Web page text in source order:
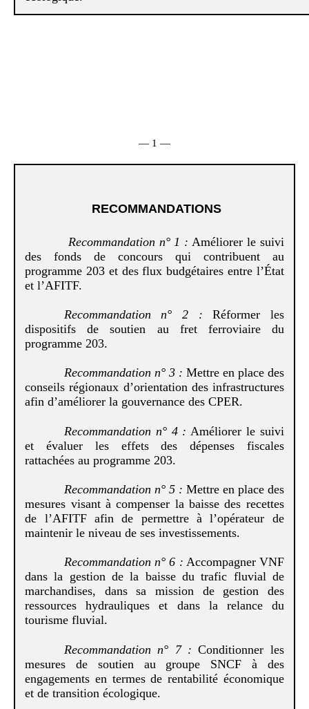
— 1 —
RECOMMANDATIONS
Recommandation n° 1 : Améliorer le suivi
des fonds de concours qui contribuent au
programme 203 et des flux budgétaires entre l’État
et l’AFITF.
Recommandation n° 2 : Réformer les
dispositifs de soutien au fret ferroviaire du
programme 203.
Recommandation n° 3 : Mettre en place des
conseils régionaux d’orientation des infrastructures
afin d’améliorer la gouvernance des CPER.
Recommandation n° 4 : Améliorer le suivi
et évaluer les effets des dépenses fiscales
rattachées au programme 203.
Recommandation n° 5 : Mettre en place des
mesures visant à compenser la baisse des recettes
de l’AFITF afin de permettre à l’opérateur de
maintenir le niveau de ses investissements.
Recommandation n° 6 : Accompagner VNF
dans la gestion de la baisse du trafic fluvial de
marchandises, dans sa mission de gestion des
ressources hydrauliques et dans la relance du
tourisme fluvial.
Recommandation n° 7 : Conditionner les
mesures de soutien au groupe SNCF à des
engagements en termes de rentabilité économique
et de transition écologique.